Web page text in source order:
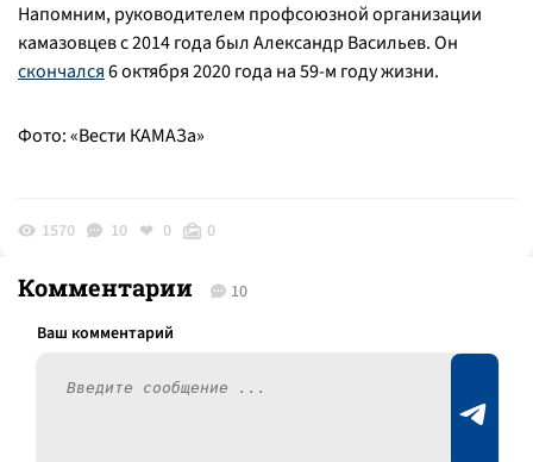
Напомним, руководителем профсоюзной организации
камазовцев с 2014 года был Александр Васильев. Он
скончался6 октября 2020 года на 59-м году жизни.
Фото: «Вести КАМАЗа»
1570 10 0 0
Комментарии 10